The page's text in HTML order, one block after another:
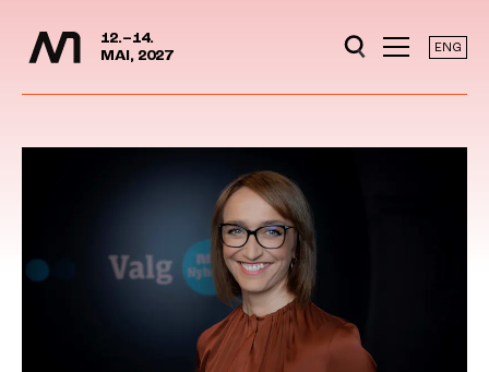
Hopp til hovedinnhold
12.–14.
MAI, 2027
ENG